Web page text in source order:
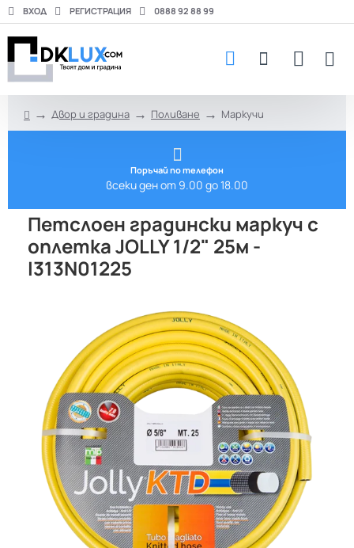
ВХОД РЕГИСТРАЦИЯ 0888 92 88 99
Двор и градина Поливане Маркучи
Поръчай по телефон
всеки ден от 9.00 до 18.00
Петслоен градински маркуч с
оплетка JOLLY 1/2" 25м -
I313N01225